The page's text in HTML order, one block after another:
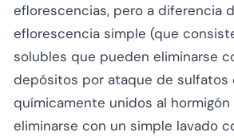
eflorescencias, pero a diferencia
eflorescencia simple (que
solubles que pueden eliminarse
depósitos por ataque de sulfatos
químicamente unidos al
eliminarse con un simple lavado